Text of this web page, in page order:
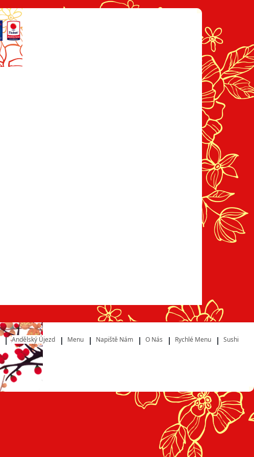
Andělský Újezd Menu Napiště Nám O Nás Rychlé Menu Sushi